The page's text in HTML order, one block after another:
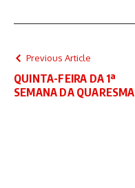
Previous Article
QUINTA-FEIRA DA 1ª
SEMANA DA QUARESMA